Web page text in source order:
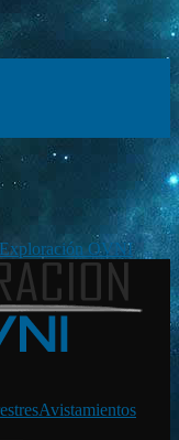
Exploración OVNI
Avistamientos